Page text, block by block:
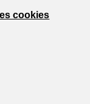
cookies